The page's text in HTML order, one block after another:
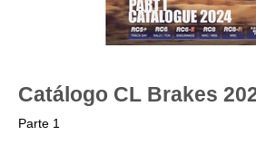
Catálogo CL Brakes
Parte 1